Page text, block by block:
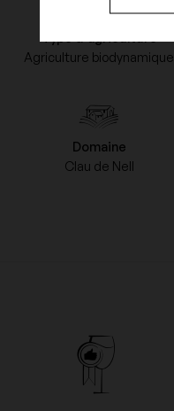
Agriculture biodynamique
Domaine
Clau de Nell